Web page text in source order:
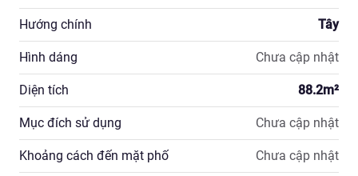
Hướng chính Tây
Hình dáng Chưa cập nhật
Diện tích 88.2m²
Mục đích sử dụng Chưa cập nhật
Khoảng cách đến mặt phố Chưa cập nhật